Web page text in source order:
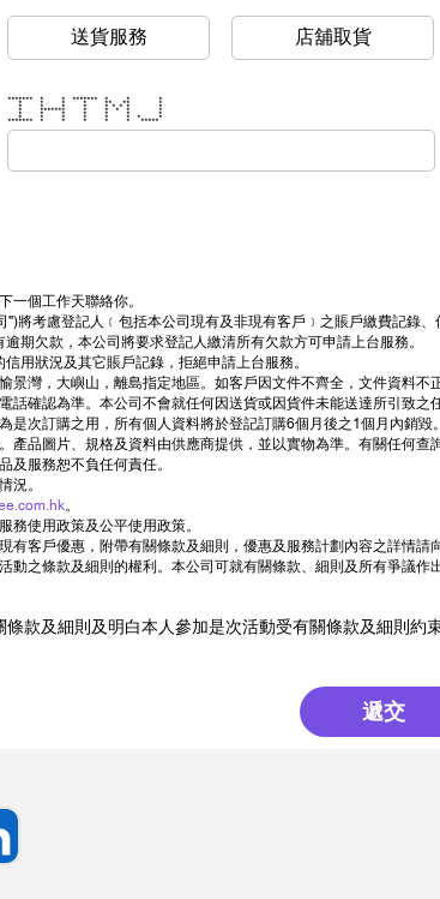
送貨服務 店舖取貨
******* * * ******* * * *
* * * * ** ** *
* * * * * * * * *
* ******* * * * * *
* * * * * * *
* * * * * * * *
******* * * * * * *****
一個工作天聯絡你。
")將考慮登記人﹝包括本公司現有及非現有客戶﹞之賬戶繳費記錄
期欠款，本公司將要求登記人繳清所有欠款方可申請上台服務。
用狀況及其它賬戶記錄，拒絕申請上台服務。
景灣，大嶼山，離島指定地區。如客戶因文件不齊全，文件資料
話確認為準。本公司不會就任何因送貨或因貨件未能送達所引致之
是次訂購之用，所有個人資料將於登記訂購6個月後之1個月內銷毀。
產品圖片、規格及資料由供應商提供，並以實物為準。有關任何查
及服務恕不負任何責任。
況。
。
務使用政策及公平使用政策。
有客戶優惠，附帶有關條款及細則，優惠及服務計劃內容之詳情
動之條款及細則的權利。本公司可就有關條款、細則及所有爭議作
款及細則及明白本人參加是次活動受有關條款及細則約
遞交